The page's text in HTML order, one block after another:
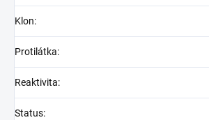
Klon:
Protilátka:
Reaktivita:
Status: